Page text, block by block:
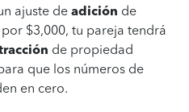
ajuste de adición de
$3,000, tu pareja tendrá
de propiedad
que los números de
en cero.